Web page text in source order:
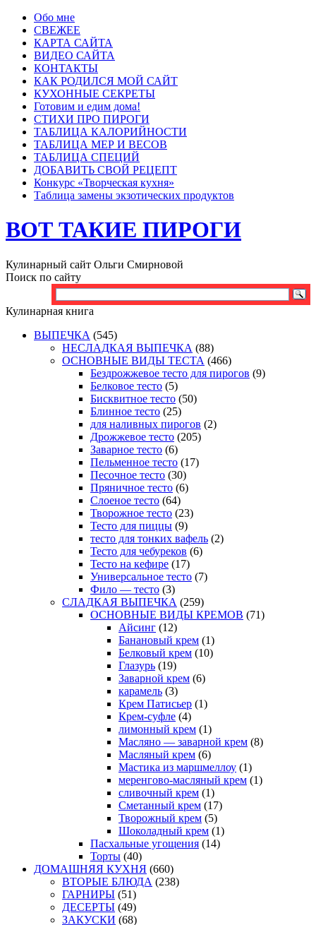
Обо мне
СВЕЖЕЕ
КАРТА САЙТА
ВИДЕО САЙТА
КОНТАКТЫ
КАК РОДИЛСЯ МОЙ САЙТ
КУХОННЫЕ СЕКРЕТЫ
Готовим и едим дома!
СТИХИ ПРО ПИРОГИ
ТАБЛИЦА КАЛОРИЙНОСТИ
ТАБЛИЦА МЕР И ВЕСОВ
ТАБЛИЦА СПЕЦИЙ
ДОБАВИТЬ СВОЙ РЕЦЕПТ
Конкурс «Творческая кухня»
Таблица замены экзотических продуктов
ВОТ ТАКИЕ ПИРОГИ
Кулинарный сайт Ольги Смирновой
Поиск по сайту
Кулинарная книга
ВЫПЕЧКА (545)
НЕСЛАДКАЯ ВЫПЕЧКА (88)
ОСНОВНЫЕ ВИДЫ ТЕСТА (466)
Бездрожжевое тесто для пирогов (9)
Белковое тесто (5)
Бисквитное тесто (50)
Блинное тесто (25)
для наливных пирогов (2)
Дрожжевое тесто (205)
Заварное тесто (6)
Пельменное тесто (17)
Песочное тесто (30)
Пряничное тесто (6)
Слоеное тесто (64)
Творожное тесто (23)
Тесто для пиццы (9)
тесто для тонких вафель (2)
Тесто для чебуреков (6)
Тесто на кефире (17)
Универсальное тесто (7)
Фило — тесто (3)
СЛАДКАЯ ВЫПЕЧКА (259)
ОСНОВНЫЕ ВИДЫ КРЕМОВ (71)
Айсинг (12)
Банановый крем (1)
Белковый крем (10)
Глазурь (19)
Заварной крем (6)
карамель (3)
Крем Патисьер (1)
Крем-суфле (4)
лимонный крем (1)
Масляно — заварной крем (8)
Масляный крем (6)
Мастика из маршмеллоу (1)
меренгово-масляный крем (1)
сливочный крем (1)
Сметанный крем (17)
Творожный крем (5)
Шоколадный крем (1)
Пасхальные угощения (14)
Торты (40)
ДОМАШНЯЯ КУХНЯ (660)
ВТОРЫЕ БЛЮДА (238)
ГАРНИРЫ (51)
ДЕСЕРТЫ (49)
ЗАКУСКИ (68)